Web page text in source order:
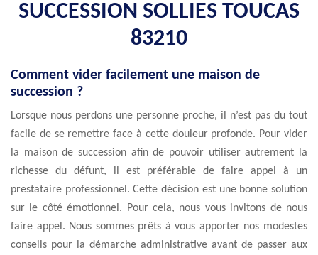
SUCCESSION SOLLIES TOUCAS
83210
Comment vider facilement une maison de
succession ?
Lorsque nous perdons une personne proche, il n’est pas du tout
facile de se remettre face à cette douleur profonde. Pour vider
la maison de succession afin de pouvoir utiliser autrement la
richesse du défunt, il est préférable de faire appel à un
prestataire professionnel. Cette décision est une bonne solution
sur le côté émotionnel. Pour cela, nous vous invitons de nous
faire appel. Nous sommes prêts à vous apporter nos modestes
conseils pour la démarche administrative avant de passer aux